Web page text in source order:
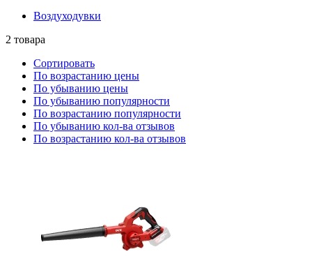
Воздуходувки
2 товара
Сортировать
По возрастанию цены
По убыванию цены
По убыванию популярности
По возрастанию популярности
По убыванию кол-ва отзывов
По возрастанию кол-ва отзывов